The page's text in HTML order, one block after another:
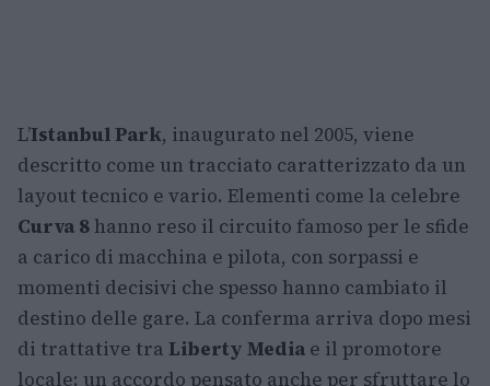
L’Istanbul Park, inaugurato nel 2005, viene
descritto come un tracciato caratterizzato da un
layout tecnico e vario. Elementi come la celebre
Curva 8 hanno reso il circuito famoso per le sfide
a carico di macchina e pilota, con sorpassi e
momenti decisivi che spesso hanno cambiato il
destino delle gare. La conferma arriva dopo mesi
di trattative tra Liberty Media e il promotore
locale: un accordo pensato anche per sfruttare lo